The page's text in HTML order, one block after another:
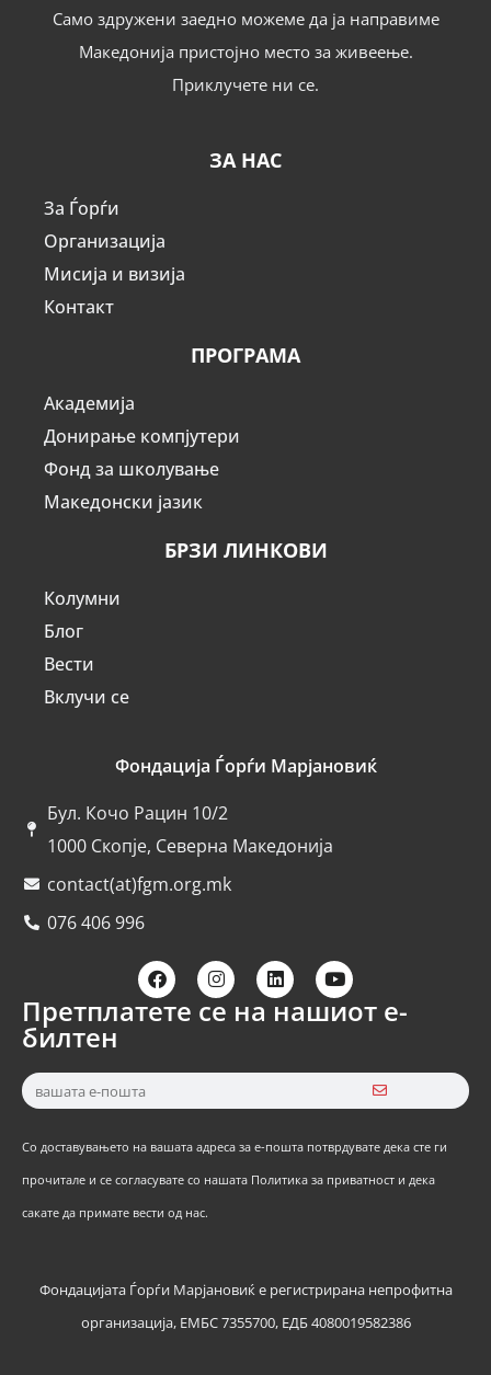
Само здружени заедно можеме да ја направиме
Македонија пристојно место за живеење.
Приклучете ни се.
ЗА НАС
За Ѓорѓи
Организација
Мисија и визија
Контакт
ПРОГРАМА
Академија
Донирање компјутери
Фонд за школување
Македонски јазик
БРЗИ ЛИНКОВИ
Колумни
Блог
Вести
Вклучи се
Фондација Ѓорѓи Марјановиќ
Бул. Кочо Рацин 10/2
1000 Скопје, Северна Македонија
contact(at)fgm.org.mk
076 406 996
Претплатете се на нашиот е-
билтен
Со доставувањето на вашата адреса за е-пошта потврдувате дека сте ги
прочитале и се согласувате со нашата Политика за приватност и дека
сакате да примате вести од нас.
Фондацијата Ѓорѓи Марјановиќ е регистрирана непрофитна
организација, ЕМБС 7355700, ЕДБ 4080019582386